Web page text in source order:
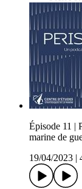
Épisode 11 |
marine de
19/04/2023